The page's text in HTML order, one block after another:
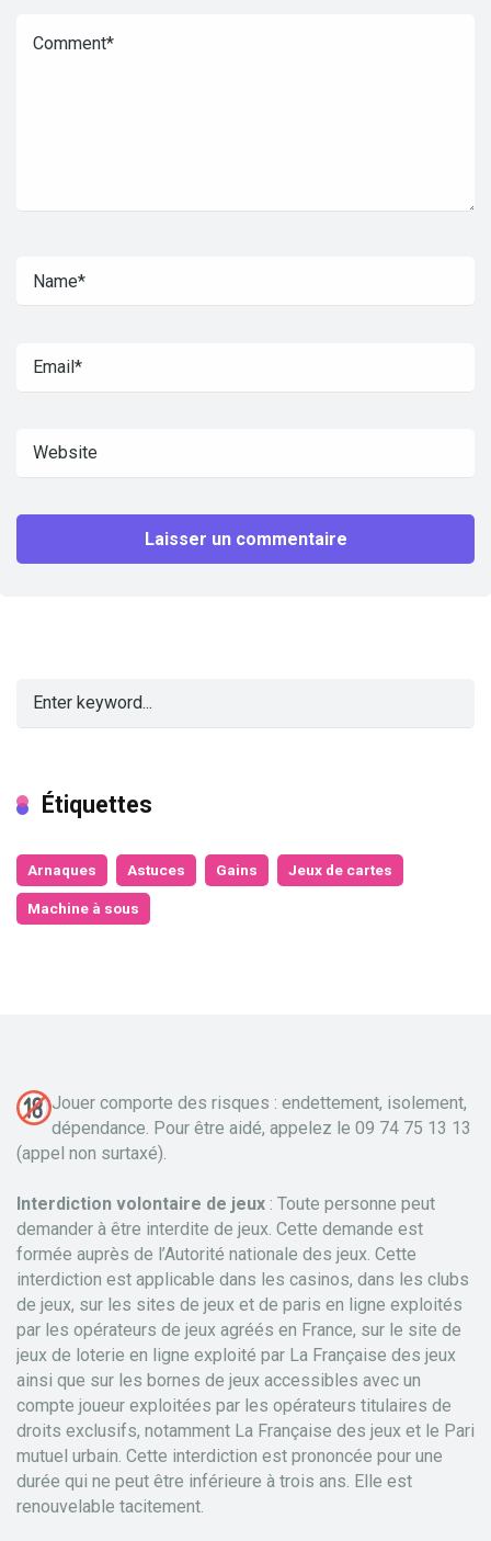
Étiquettes
Arnaques Astuces Gains Jeux de cartes
Machine à sous
Jouer comporte des risques : endettement, isolement,
dépendance. Pour être aidé, appelez le 09 74 75 13 13
(appel non surtaxé).
Interdiction volontaire de jeux : Toute personne peut
demander à être interdite de jeux. Cette demande est
formée auprès de l’Autorité nationale des jeux. Cette
interdiction est applicable dans les casinos, dans les clubs
de jeux, sur les sites de jeux et de paris en ligne exploités
par les opérateurs de jeux agréés en France, sur le site de
jeux de loterie en ligne exploité par La Française des jeux
ainsi que sur les bornes de jeux accessibles avec un
compte joueur exploitées par les opérateurs titulaires de
droits exclusifs, notamment La Française des jeux et le Pari
mutuel urbain. Cette interdiction est prononcée pour une
durée qui ne peut être inférieure à trois ans. Elle est
renouvelable tacitement.